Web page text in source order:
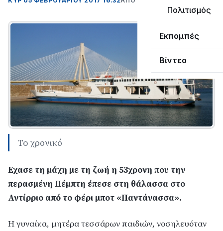
Πολιτισμός
Εκπομπές
Βίντεο
To χρονικό
Εχασε τη μάχη με τη ζωή η 53χρονη που την
περασμένη Πέμπτη έπεσε στη θάλασσα στο
Αντίρριο από το φέρι μποτ «Παντάνασσα».
Η γυναίκα, μητέρα τεσσάρων παιδιών, νοσηλευόταν